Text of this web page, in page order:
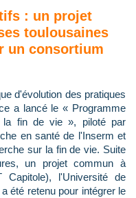
: un projet
toulousaines
un consortium
d'évolution des pratiques
a lancé le « Programme
la fin de vie », piloté par
en santé de l'Inserm et
sur la fin de vie. Suite
un projet commun à
Capitole), l'Université de
été retenu pour intégrer le